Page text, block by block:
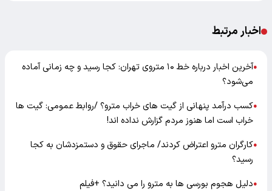
اخبار مرتبط
●
آخرین اخبار درباره خط ۱۰ متروی تهران: کجا رسید و چه زمانی آماده
می‌شود؟
●کسب درآمد پنهانی از گیت های خراب مترو؟ /روابط عمومی: گیت ها
خراب است اما هنوز مردم گزارش نداده اند!
●کارگران مترو اعتراض کردند/ ماجرای حقوق و دستمزدشان به کجا
رسید؟
●دلیل هجوم بورسی ها به مترو را می دانید؟ +فیلم